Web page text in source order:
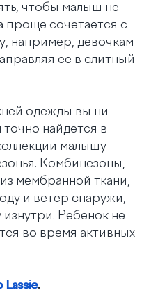
чтобы малыш не
проще сочетается с
например, девочкам
ее в слитный
одежды вы ни
найдется в
малышу
Комбинезоны,
мембранной ткани,
и ветер снаружи,
Ребенок не
во время активных
Lassie.